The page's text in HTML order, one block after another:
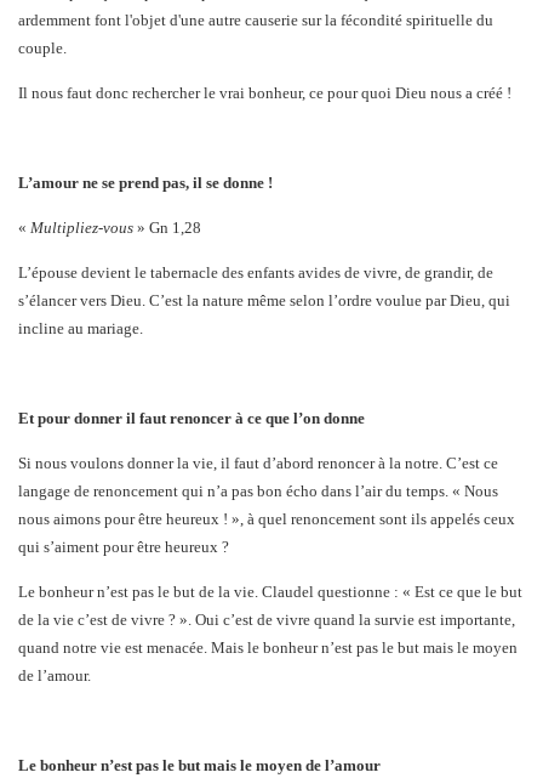
ardemment font l'objet d'une autre causerie sur la fécondité spirituelle du
couple.
Il nous faut donc rechercher le vrai bonheur, ce pour quoi Dieu nous a créé !
L’amour ne se prend pas, il se donne !
« Multipliez-vous » Gn 1,28
L’épouse devient le tabernacle des enfants avides de vivre, de grandir, de
s’élancer vers Dieu. C’est la nature même selon l’ordre voulue par Dieu, qui
incline au mariage.
Et pour donner il faut renoncer à ce que l’on donne
Si nous voulons donner la vie, il faut d’abord renoncer à la notre. C’est ce
langage de renoncement qui n’a pas bon écho dans l’air du temps. « Nous
nous aimons pour être heureux ! », à quel renoncement sont ils appelés ceux
qui s’aiment pour être heureux ?
Le bonheur n’est pas le but de la vie. Claudel questionne : « Est ce que le but
de la vie c’est de vivre ? ». Oui c’est de vivre quand la survie est importante,
quand notre vie est menacée. Mais le bonheur n’est pas le but mais le moyen
de l’amour.
Le bonheur n’est pas le but mais le moyen de l’amour